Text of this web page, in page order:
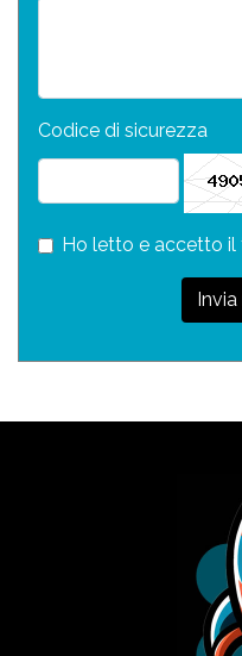
Codice di sicurezza
Ho letto e accetto